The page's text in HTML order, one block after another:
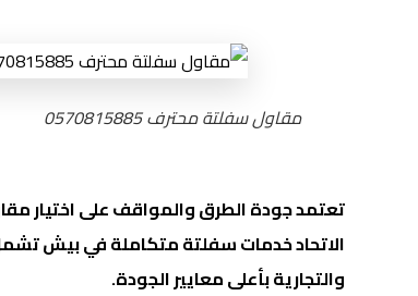
مقاول سفلتة محترف 0570815885
تعتمد جودة الطرق والمواقف على اختيار
الاتحاد خدمات سفلتة متكاملة في بيش
والتجارية بأعلى معايير الجودة.